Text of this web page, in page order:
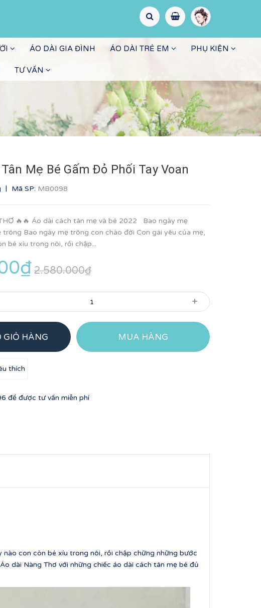
ÁO DÀI GIA ĐÌNH ÁO DÀI TRẺ EM PHỤ KIỆN
TƯ VẤN
Mẹ Bé Gấm Đỏ Phối Tay Voan
| Mã SP: MB0098
🔥🔥 Áo dài cách tân mẹ và bé 2022 Bao ngày mẹ
trông Bao ngày mẹ trông con chào đời Con gái yêu của mẹ,
bé xíu trong nôi, rồi chập...
2.580.000₫
+
GIỎ HÀNG MUA HÀNG
thích
để được tư vấn miễn phí
con còn bé xíu trong nôi, rồi chập chững những bước
dài Nàng Thơ với những chiếc áo dài cách tân mẹ bé đủ